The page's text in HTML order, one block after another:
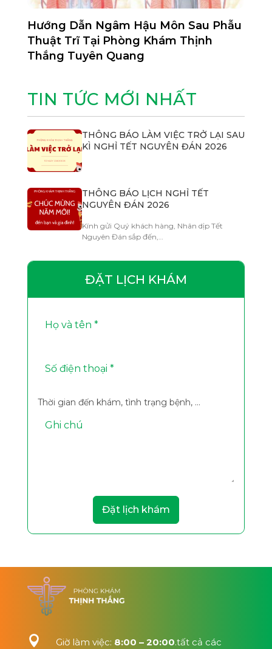
Hướng Dẫn Ngâm Hậu Môn Sau Phẫu
Thuật Trĩ Tại Phòng Khám Thịnh
Thắng Tuyên Quang
TIN TỨC MỚI NHẤT
THÔNG BÁO LÀM VIỆC TRỞ LẠI SAU
KÌ NGHỈ TẾT NGUYÊN ĐÁN 2026
THÔNG BÁO LỊCH NGHỈ TẾT
NGUYÊN ĐÁN 2026
Kính gửi Quý khách hàng, Nhân dịp Tết
Nguyên Đán sắp đến,…
ĐẶT LỊCH KHÁM
Thời gian đến khám, tình trạng bệnh, ...
Đặt lịch khám
 Giờ làm việc: 8:00 – 20:00.tất cả các